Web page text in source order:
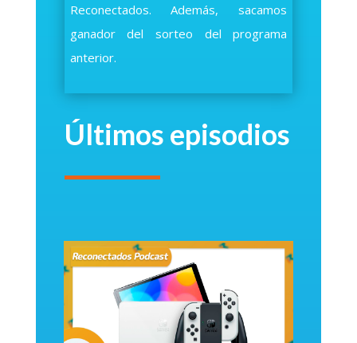
Reconectados. Además, sacamos
ganador del sorteo del programa
anterior.
Últimos episodios